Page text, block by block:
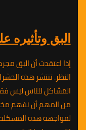
البق وتأثيره
إذا اعتقدت أن البق
النظر. تنتشر هذه
المشاكل للناس ليس
من المهم أن نفهم
لمواجهة هذه المشكلة